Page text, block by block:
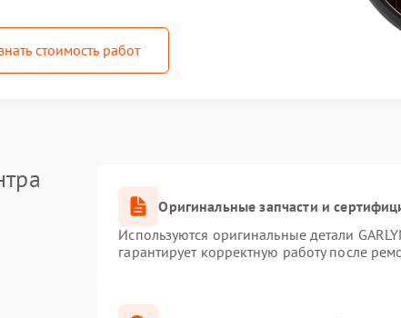
стоимость работ
Оригинальные запчасти и
Используются оригинальные детали
гарантирует корректную работу после